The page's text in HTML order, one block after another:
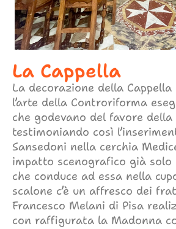
La Cappella
La decorazione della
l’arte della Controriforma
che godevano del favore
testimoniando così
Sansedoni nella cerchia
impatto scenografico già solo
che conduce ad essa nella
scalone c’è un affresco dei
Francesco Melani di Pisa
con raffigurata la Madonna